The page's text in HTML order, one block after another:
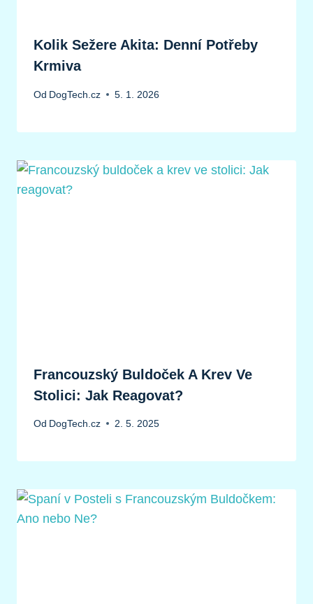
Kolik Sežere Akita: Denní Potřeby
Krmiva
Od DogTech.cz 5. 1. 2026
Francouzský Buldoček A Krev Ve
Stolici: Jak Reagovat?
Od DogTech.cz 2. 5. 2025